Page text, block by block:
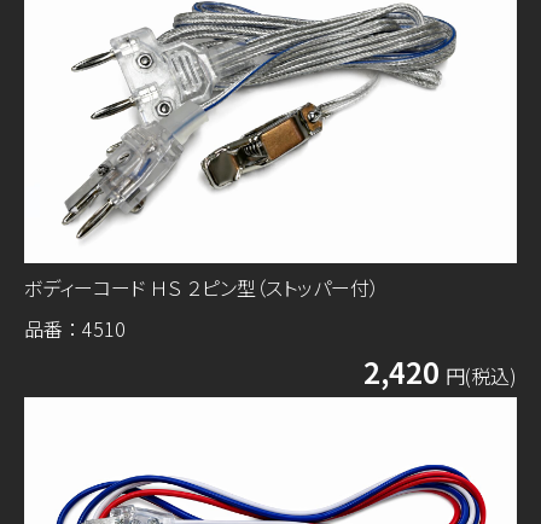
ボディーコード ＨＳ ２ピン型（ストッパー付）
品番：4510
2,420 円(税込)